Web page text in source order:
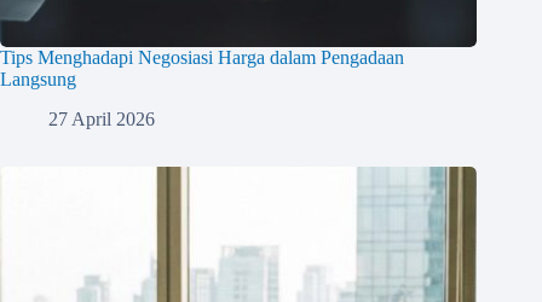
Tips Menghadapi Negosiasi Harga dalam Pengadaan
Langsung
27 April 2026